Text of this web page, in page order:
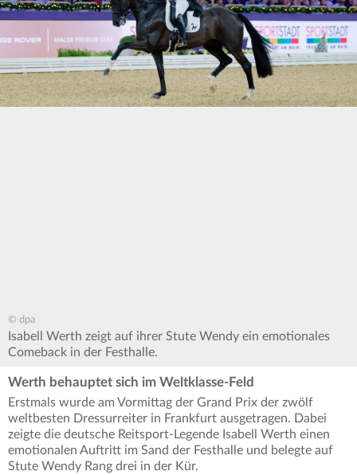
© dpa
Isabell Werth zeigt auf ihrer Stute Wendy ein emotionales
Comeback in der Festhalle.
Werth behauptet sich im Weltklasse-Feld
Erstmals wurde am Vormittag der Grand Prix der zwölf
weltbesten Dressurreiter in Frankfurt ausgetragen. Dabei
zeigte die deutsche Reitsport-Legende Isabell Werth einen
emotionalen Auftritt im Sand der Festhalle und belegte auf
Stute Wendy Rang drei in der Kür.